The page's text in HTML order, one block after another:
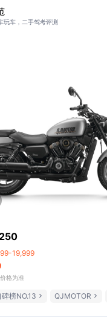
玩车，二手驾考评测
-19,999
格为准
碑榜NO.13 QJMOTOR